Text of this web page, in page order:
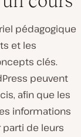
pédagogique
et les
clés.
peuvent
afin que les
informations
de leurs